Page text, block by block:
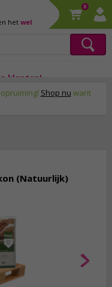
het wel
0
Shop nu want
(Natuurlijk)